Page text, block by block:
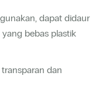
dapat didaur
bebas plastik
dan